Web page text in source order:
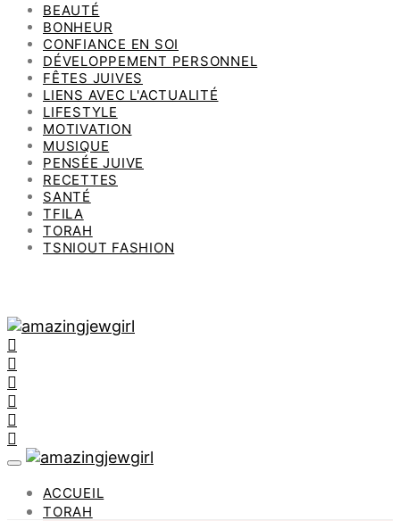
BEAUTÉ
BONHEUR
CONFIANCE EN SOI
DÉVELOPPEMENT PERSONNEL
FÊTES JUIVES
LIENS AVEC L'ACTUALITÉ
LIFESTYLE
MOTIVATION
MUSIQUE
PENSÉE JUIVE
RECETTES
SANTÉ
TFILA
TORAH
TSNIOUT FASHION
ACCUEIL
TORAH